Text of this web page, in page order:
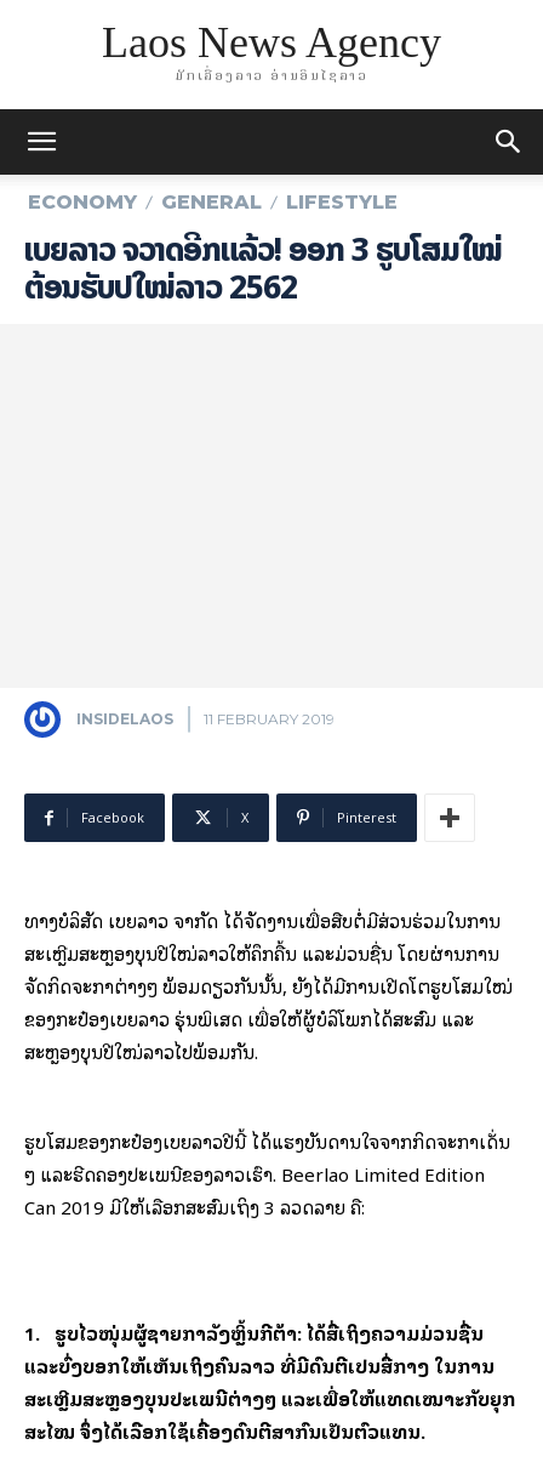
Laos News Agency
ມັກເລື່ອງລາວ ອ່ານອິນໄຊລາວ
ECONOMY GENERAL LIFESTYLE
ເບຍ​ລາວ ຈ​ວາດອີກ​ແລ້ວ! ອອກ 3 ຮູບໂສມໃໝ່
ຕ້ອນຮັບປີໃໝ່ລາວ 2562
INSIDELAOS 11 FEBRUARY 2019
Facebook X Pinterest
ທາງບໍລິສັດ ເບຍລາວ ຈໍາກັດ ໄດ້ຈັດງານເພື່ອສືບຕໍ່ມີສ່ວນຮ່ວມໃນການ
ສະເຫຼີມສະຫຼອງບຸນປີໃໝ່ລາວໃຫ້ຄຶກຄື້ນ ແລະມ່ວນຊື່ນ ໂດຍຜ່ານການ
ຈັດກິດຈະກໍາຕ່າງໆ ພ້ອມດຽວກັນນັ້ນ, ຍັງໄດ້ມີການເປີດໂຕຮູບໂສມໃໝ່
ຂອງກະປ໋ອງເບຍລາວ ຮຸ່ນພິເສດ ເພື່ອໃຫ້ຜູ້ບໍລິໂພກໄດ້ສະສົມ ແລະ
ສະຫຼອງບຸນປີໃໝ່ລາວໄປພ້ອມກັນ.
ຮູບໂສມຂອງກະປ໋ອງເບຍລາວປີນີ້ ໄດ້ແຮງບັນດານໃຈຈາກກິດຈະກໍາເດັ່ນ
ໆ ແລະຮີດຄອງປະເພນີຂອງລາວເຮົາ. Beerlao Limited Edition
Can 2019 ມີໃຫ້ເລືອກສະສົມເຖິງ 3 ລວດລາຍ ຄື:
1. ຮູບໄວໜຸ່ມຜູ້ຊາຍກໍາລັງຫຼິ້ນກີຕ້າ: ໄດ້ສື່ເຖິງຄວາມມ່ວນຊື່ນ
ແລະບົ່ງບອກໃຫ້ເຫັນເຖິງຄົນລາວ ທີ່ມີດົນຕີເປນສື່ກາງ ໃນການ
ສະເຫຼີມສະຫຼອງບຸນປະເພນີຕ່າງໆ ແລະເພື່ອໃຫ້ແທດເໝາະກັບຍຸກ
ສະໄໝ ຈຶ່ງໄດ້ເລືອກໃຊ້ເຄື່ອງດົນຕີສາກົນເປັນຕົວແທນ.